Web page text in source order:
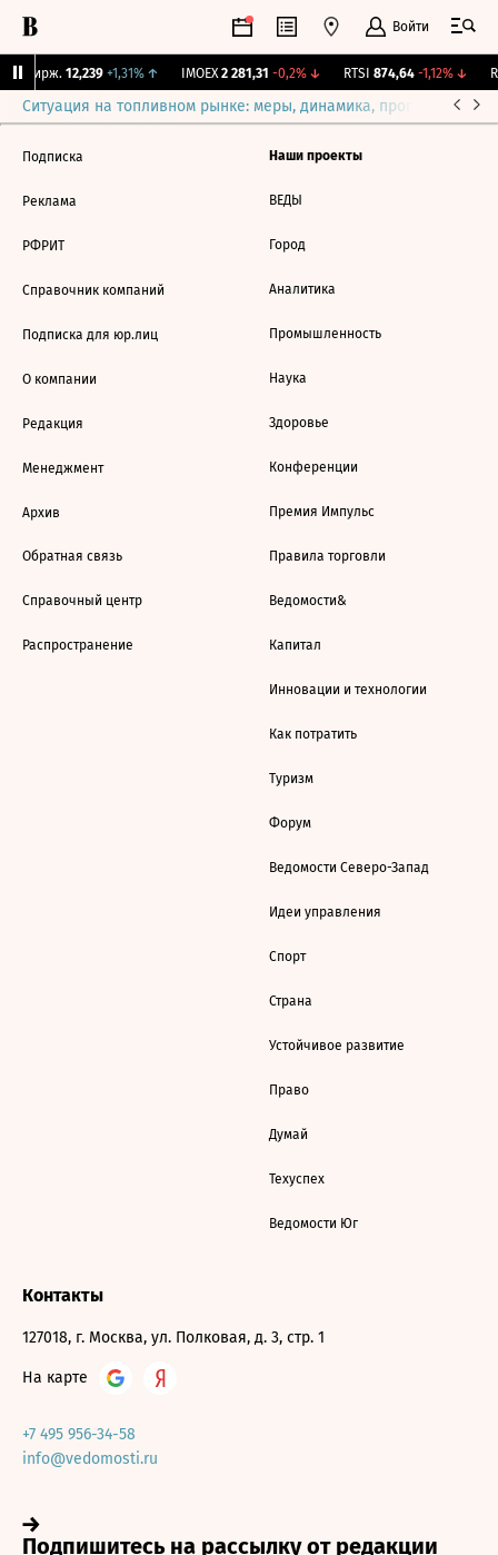
Войти
Бирж. 12,239 +1,31%↑ IMOEX 2 281,31 -0,2%↓ RTSI 874,64 -1,12%↓
Ситуация на топливном рынке: меры, динамика, прогнозы
Подписка
Реклама
РФРИТ
Справочник компаний
Подписка для юр.лиц
О компании
Редакция
Менеджмент
Архив
Обратная связь
Справочный центр
Распространение
Наши проекты
ВЕДЫ
Город
Аналитика
Промышленность
Наука
Здоровье
Конференции
Премия Импульс
Правила торговли
Ведомости&
Капитал
Инновации и технологии
Как потратить
Туризм
Форум
Ведомости Северо-Запад
Идеи управления
Спорт
Страна
Устойчивое развитие
Право
Думай
Техуспех
Ведомости Юг
Контакты
127018, г. Москва, ул. Полковая, д. 3, стр. 1
На карте
+7 495 956-34-58
info@vedomosti.ru